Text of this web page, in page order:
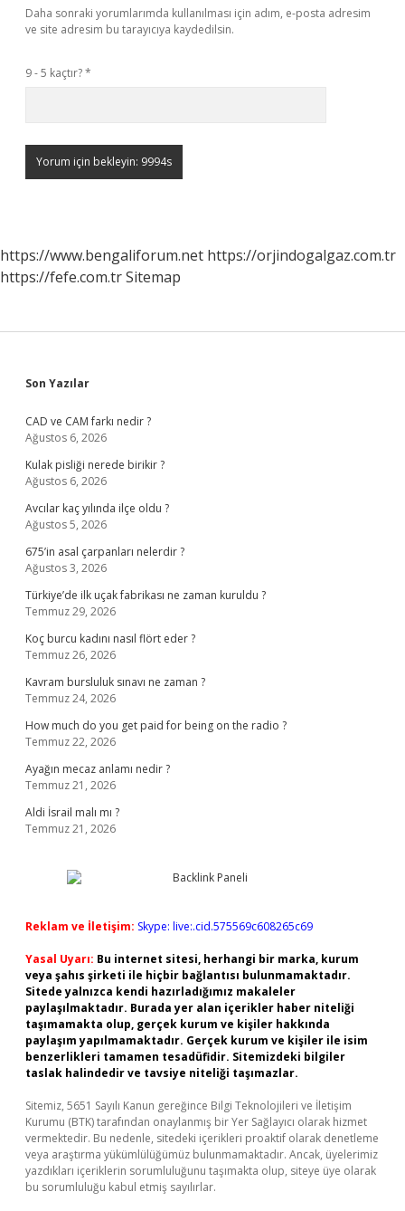
Daha sonraki yorumlarımda kullanılması için adım, e-posta adresim
ve site adresim bu tarayıcıya kaydedilsin.
9 - 5 kaçtır?*
https://www.bengaliforum.net https://orjindogalgaz.com.tr
https://fefe.com.trSitemap
Sidebar
Son Yazılar
CAD ve CAM farkı nedir ?
Ağustos 6, 2026
Kulak pisliği nerede birikir ?
Ağustos 6, 2026
Avcılar kaç yılında ilçe oldu ?
Ağustos 5, 2026
675’in asal çarpanları nelerdir ?
Ağustos 3, 2026
Türkiye’de ilk uçak fabrikası ne zaman kuruldu ?
Temmuz 29, 2026
Koç burcu kadını nasıl flört eder ?
Temmuz 26, 2026
Kavram bursluluk sınavı ne zaman ?
Temmuz 24, 2026
How much do you get paid for being on the radio ?
Temmuz 22, 2026
Ayağın mecaz anlamı nedir ?
Temmuz 21, 2026
Aldi İsrail malı mı ?
Temmuz 21, 2026
Reklam ve İletişim: Skype: live:.cid.575569c608265c69
Yasal Uyarı: Bu internet sitesi, herhangi bir marka, kurum
veya şahıs şirketi ile hiçbir bağlantısı bulunmamaktadır.
Sitede yalnızca kendi hazırladığımız makaleler
paylaşılmaktadır. Burada yer alan içerikler haber niteliği
taşımamakta olup, gerçek kurum ve kişiler hakkında
paylaşım yapılmamaktadır. Gerçek kurum ve kişiler ile isim
benzerlikleri tamamen tesadüfidir. Sitemizdeki bilgiler
taslak halindedir ve tavsiye niteliği taşımazlar.
Sitemiz, 5651 Sayılı Kanun gereğince Bilgi Teknolojileri ve İletişim
Kurumu (BTK) tarafından onaylanmış bir Yer Sağlayıcı olarak hizmet
vermektedir. Bu nedenle, sitedeki içerikleri proaktif olarak denetleme
veya araştırma yükümlülüğümüz bulunmamaktadır. Ancak, üyelerimiz
yazdıkları içeriklerin sorumluluğunu taşımakta olup, siteye üye olarak
bu sorumluluğu kabul etmiş sayılırlar.